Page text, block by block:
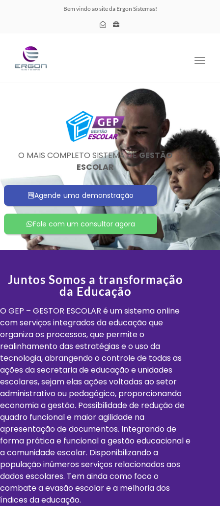
Bem vindo ao site da Ergon Sistemas!
O MAIS COMPLETO SISTEMA DEGESTÃO
ESCOLAR
Agende uma demonstração
Fale com um consultor agora
Juntos Somos a transformação
da Educação
O GEP – GESTOR ESCOLAR é um sistema online
com serviços integrados da educação que
organiza os processos, que permite o
realinhamento das estratégias e o uso da
tecnologia, abrangendo o controle de todas as
ações da secretaria de educação e unidades
escolares, sejam elas ações voltadas ao setor
administrativo ou pedagógico, proporcionando
economia a gestão. Possibilidade de redução de
quadro funcional e maior agilidade na
apresentação de documentos. Integrando de
forma prática e funcional a gestão educacional e
a comunidade escolar. Disponibilizando a
população inúmeros serviços relacionados aos
dados escolares. Tem ainda como foco o
combate a evasão escolar e a melhoria dos
índices da educação.